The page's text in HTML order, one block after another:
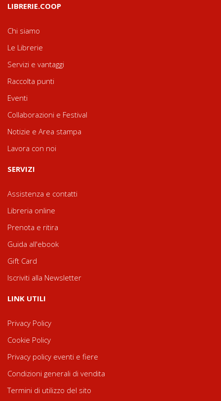
LIBRERIE.COOP
Chi siamo
Le Librerie
Servizi e vantaggi
Raccolta punti
Eventi
Collaborazioni e Festival
Notizie e Area stampa
Lavora con noi
SERVIZI
Assistenza e contatti
Libreria online
Prenota e ritira
Guida all'ebook
Gift Card
Iscriviti alla Newsletter
LINK UTILI
Privacy Policy
Cookie Policy
Privacy policy eventi e fiere
Condizioni generali di vendita
Termini di utilizzo del sito